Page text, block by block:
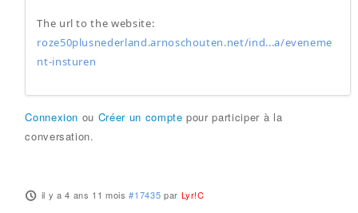
The url to the website:
roze50plusnederland.arnoschouten.net/ind...a/eveneme
nt-insturen
Connexion ou Créer un compte pour participer à la
conversation.
il y a 4 ans 11 mois #17435 par Lyr!C